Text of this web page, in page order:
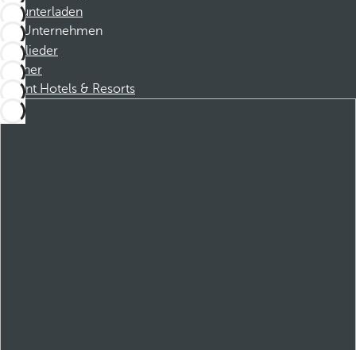
Herunterladen
Unternehmen
Mitglieder
Partner
Dorint Hotels & Resorts